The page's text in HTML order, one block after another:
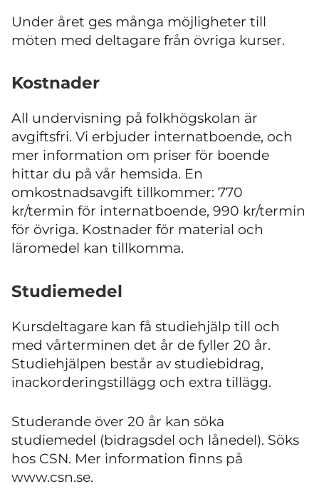
Under året ges många möjligheter till
möten med deltagare från övriga kurser.
Kostnader
All undervisning på folkhögskolan är
avgiftsfri. Vi erbjuder internatboende, och
mer information om priser för boende
hittar du på vår hemsida. En
omkostnadsavgift tillkommer: 770
kr/termin för internatboende, 990 kr/termin
för övriga. Kostnader för material och
läromedel kan tillkomma.
Studiemedel
Kursdeltagare kan få studiehjälp till och
med vårterminen det år de fyller 20 år.
Studiehjälpen består av studiebidrag,
inackorderingstillägg och extra tillägg.
Studerande över 20 år kan söka
studiemedel (bidragsdel och lånedel). Söks
hos CSN. Mer information finns på
www.csn.se.